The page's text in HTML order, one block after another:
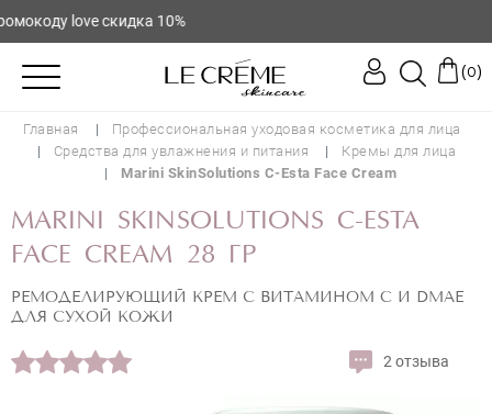
love скидка 10%
(0)
Главная
Профессиональная уходовая косметика для лица
Средства для увлажнения и питания
Кремы для лица
Marini SkinSolutions C-Esta Face Cream
MARINI SKINSOLUTIONS C-ESTA
FACE CREAM 28 ГР
РЕМОДЕЛИРУЮЩИЙ КРЕМ С ВИТАМИНОМ C И DMAE
ДЛЯ СУХОЙ КОЖИ
2 отзыва